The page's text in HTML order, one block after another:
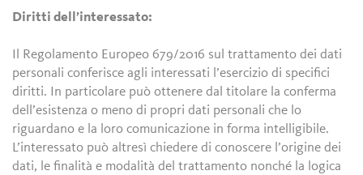
Diritti dell’interessato:
Il Regolamento Europeo 679/2016 sul trattamento dei dati
personali conferisce agli interessati l’esercizio di specifici
diritti. In particolare può ottenere dal titolare la conferma
dell’esistenza o meno di propri dati personali che lo
riguardano e la loro comunicazione in forma intelligibile.
L’interessato può altresì chiedere di conoscere l’origine dei
dati, le finalità e modalità del trattamento nonché la logica